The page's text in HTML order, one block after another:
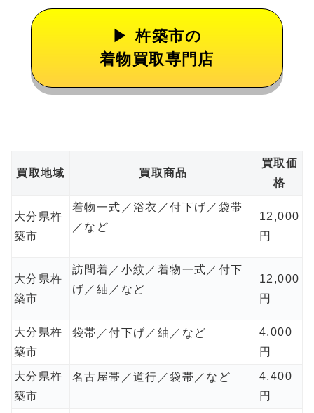
杵築市の
着物買取専門店
買取地域 買取商品
買取価
格
大分県杵
築市
着物一式／浴衣／付下げ／袋帯
／など
12,000
円
大分県杵
築市
訪問着／小紋／着物一式／付下
げ／紬／など
12,000
円
大分県杵
築市
袋帯／付下げ／紬／など
4,000
円
大分県杵
築市
名古屋帯／道行／袋帯／など
4,400
円